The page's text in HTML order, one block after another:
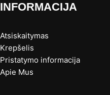
INFORMACIJA
Atsiskaitymas
Krepšelis
Pristatymo informacija
Apie Mus